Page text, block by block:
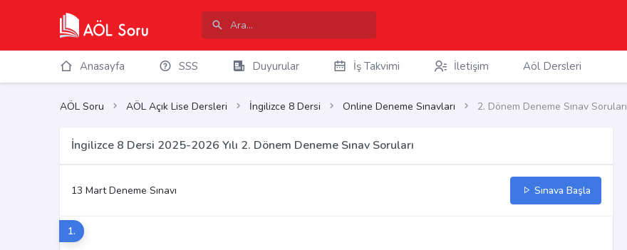
Anasayfa SSS Duyurular İş Takvimi İletişim Aöl Dersleri
AÖL Soru AÖL Açık Lise Dersleri İngilizce 8 Dersi Online Deneme Sınavları 2. Dönem Deneme Sınav Soruları
İngilizce 8 Dersi 2025-2026 Yılı 2. Dönem Deneme Sınav Soruları
13 Mart Deneme Sınavı Sınava Başla
1.